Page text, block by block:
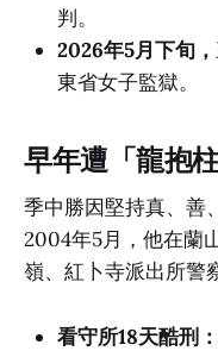
判。
2026年5月下旬，
東省女子監獄。
早年遭「龍抱
季中勝因堅持真、善
2004年5月，他在蘭
嶺、紅卜寺派出所警
看守所18天酷刑：